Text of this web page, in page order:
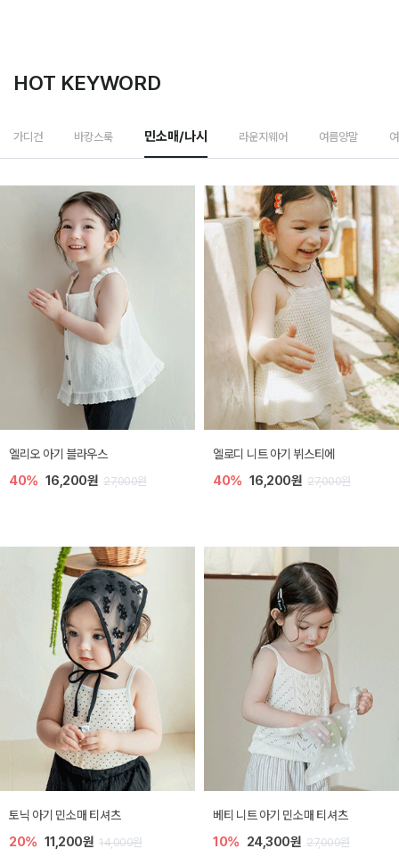
HOT KEYWORD
가디건 바캉스룩 민소매/나시 라운지웨어 여름양말
미렐 아기 라운지웨어
30% 22,400원 32,000원
[SIZE ~6Y] 로미나 라운지 셋업
30% 20,300원 29,000원
렌디 아기 라운지웨어
30% 14,700원 21,000원
[SIZE ~6Y] 오뎃 라운지웨어
30% 16,100원 23,000원